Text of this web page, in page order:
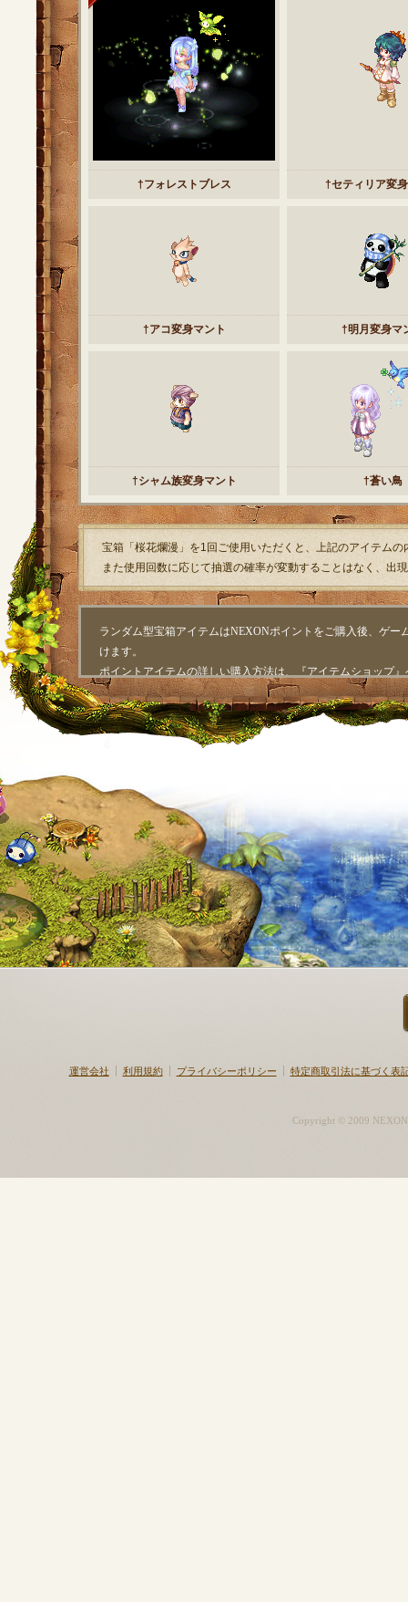
†フォレストブレス †セティリア変
†アコ変身マント †明月変身マ
†シャム族変身マント †蒼い鳥
宝箱「桜花爛漫」を1回ご使用いただくと、上記のアイテム
また使用回数に応じて抽選の確率が変動することはなく、出
ランダム型宝箱アイテムはNEXONポイントをご購入後、ゲ
けます。
ポイントアイテムの詳しい購入方法は、『アイテムショップ』
運営会社 利用規約 プライバシーポリシー 特定商取引法に基づく表
Copyright © 2009